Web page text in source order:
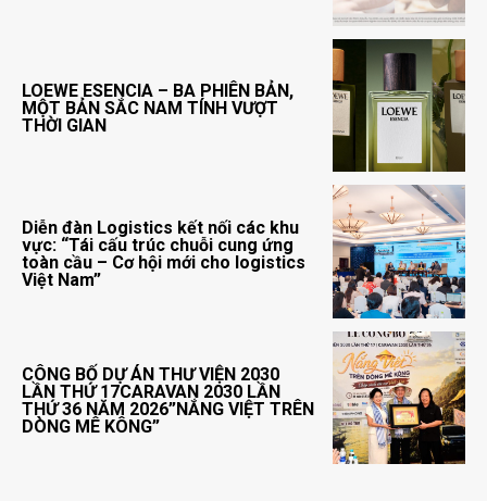
LOEWE ESENCIA – BA PHIÊN BẢN,
MỘT BẢN SẮC NAM TÍNH VƯỢT
THỜI GIAN
Diễn đàn Logistics kết nối các khu
vực: “Tái cấu trúc chuỗi cung ứng
toàn cầu – Cơ hội mới cho logistics
Việt Nam”
CÔNG BỐ DỰ ÁN THƯ VIỆN 2030
LẦN THỨ 17CARAVAN 2030 LẦN
THỨ 36 NĂM 2026”NẮNG VIỆT TRÊN
DÒNG MÊ KÔNG”